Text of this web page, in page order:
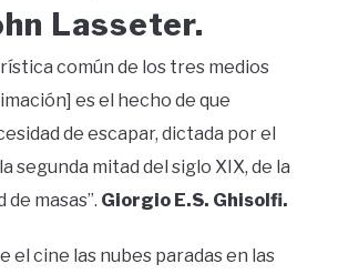
Lasseter.
común de los tres medios
es el hecho de que
de escapar, dictada por el
segunda mitad del siglo XIX, de la
de masas”. Giorgio E.S. Ghisolfi.
el cine las nubes paradas en las